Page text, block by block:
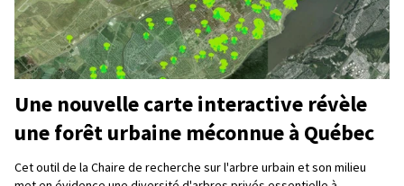
Une nouvelle carte interactive révèle
une forêt urbaine méconnue à Québec
Cet outil de la Chaire de recherche sur l'arbre urbain et son milieu